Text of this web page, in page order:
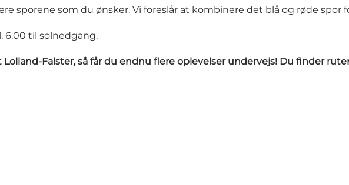
sporene som du ønsker. Vi foreslår at kombinere det blå og røde spor
6.00 til solnedgang.
Falster, så får du endnu flere oplevelser undervejs! Du finder